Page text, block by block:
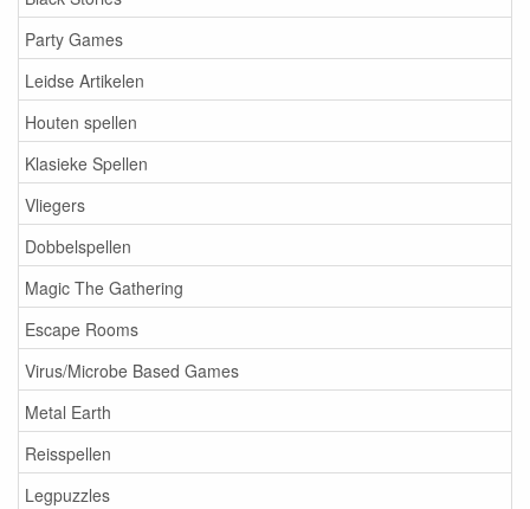
Party Games
Leidse Artikelen
Houten spellen
Klasieke Spellen
Vliegers
Dobbelspellen
Magic The Gathering
Escape Rooms
Virus/Microbe Based Games
Metal Earth
Reisspellen
Legpuzzles